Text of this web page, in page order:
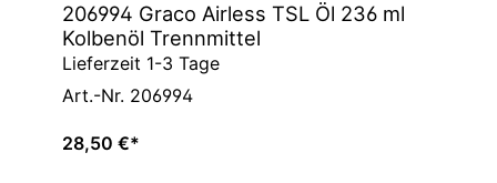
206994 Graco Airless TSL Öl 236 ml
Kolbenöl Trennmittel
Lieferzeit 1-3 Tage
Art.-Nr. 206994
28,50 €*